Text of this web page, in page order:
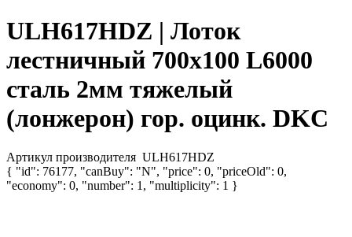
ULH617HDZ | Лоток
лестничный 700х100 L6000
сталь 2мм тяжелый
(лонжерон) гор. оцинк. DKC
Артикул производителя ULH617HDZ
{ "id": 76177, "canBuy": "N", "price": 0, "priceOld": 0,
"economy": 0, "number": 1, "multiplicity": 1 }